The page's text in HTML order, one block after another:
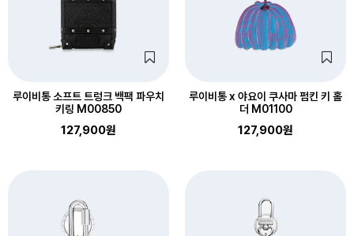
루이비통 소프트 트렁크 백팩 파우치
키링 M00850
127,900원
루이비통 x 야요이 쿠사마 펌킨 키 홀
더 M01100
127,900원